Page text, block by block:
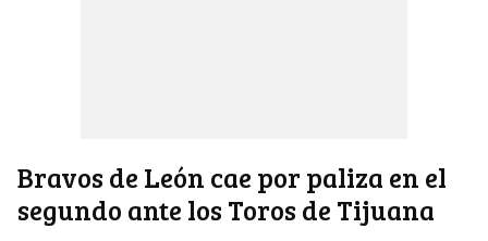
Bravos de León cae por paliza en el
segundo ante los Toros de Tijuana